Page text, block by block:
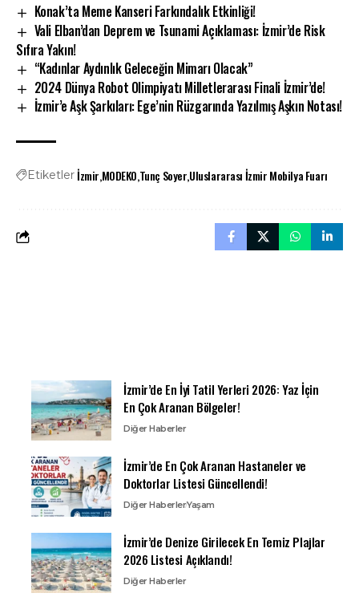
Konak’ta Meme Kanseri Farkındalık Etkinliği!
Vali Elban’dan Deprem ve Tsunami Açıklaması: İzmir’de Risk
Sıfıra Yakın!
“Kadınlar Aydınlık Geleceğin Mimarı Olacak”
2024 Dünya Robot Olimpiyatı Milletlerarası Finali İzmir’de!
İzmir’e Aşk Şarkıları: Ege’nin Rüzgarında Yazılmış Aşkın Notası!
EtiketlerİzmirMODEKOTunç SoyerUluslararası İzmir Mobilya Fuarı
İzmir’de En İyi Tatil Yerleri 2026: Yaz İçin
En Çok Aranan Bölgeler!
Diğer Haberler
İzmir’de En Çok Aranan Hastaneler ve
Doktorlar Listesi Güncellendi!
Diğer HaberlerYaşam
İzmir’de Denize Girilecek En Temiz Plajlar
2026 Listesi Açıklandı!
Diğer Haberler